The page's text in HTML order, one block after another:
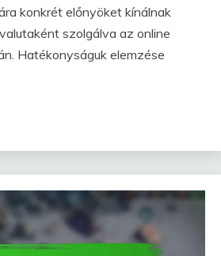
konkrét előnyöket kínálnak
szolgálva az online
Hatékonyságuk elemzése